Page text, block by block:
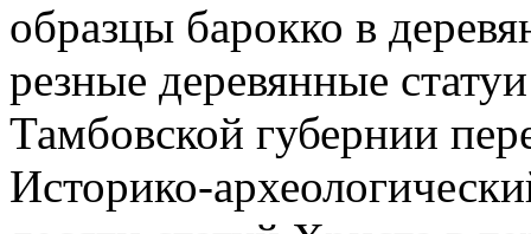
образцы барокко в
резные деревянные
Тамбовской губернии
Историко-